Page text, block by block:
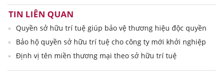
TIN LIÊN QUAN
Quyền sở hữu trí tuệ giúp bảo vệ thương hiệu độc quyền
Bảo hộ quyền sở hữu trí tuệ cho công ty mới khởi nghiệp
Định vị tên miền thương mại theo sở hữu trí tuệ